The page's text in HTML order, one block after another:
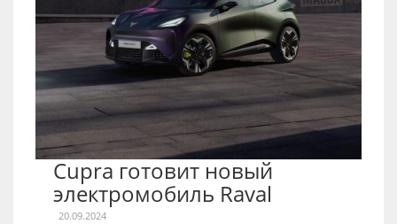
Cupra готовит новый
электромобиль Raval
20.09.2024